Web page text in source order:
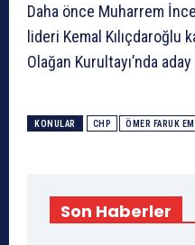
Daha önce Muharrem
lideri Kemal Kılıçdaroğlu
Olağan Kurultayı’nda aday
KONULAR CHP ÖMER FARUK
Son Haberler